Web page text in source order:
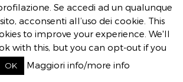
Se accedi ad un qualunque
acconsenti all’uso dei cookie. This
to improve your experience. We'll
with this, but you can opt-out if you
OK Maggiori info/more info